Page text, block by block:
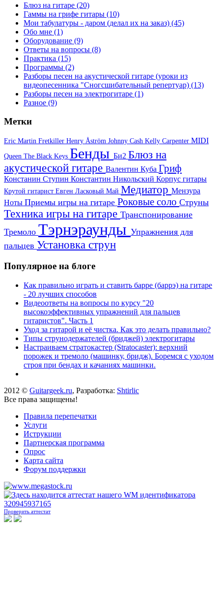
Блюз на гитаре (20)
Гаммы на грифе гитары (10)
Мои табулатуры - даром (делал их на заказ) (45)
Обо мне (1)
Оборудование (9)
Ответы на вопросы (8)
Практика (15)
Программы (2)
Разборы песен на акустической гитаре (уроки из
видеопесенника "Сногсшибательный репертуар) (13)
Разборы песен на электрогитаре (1)
Разное (9)
Метки
Eric Martin Fretkiller Henry Åström Johnny Cash Kelly Carpenter MIDI
Queen The Black Keys Бенды Би2 Блюз на
акустической гитаре Валентин Куба Гриф
Констанин Ступин Константин Никольский Корпус гитары
Крутой гитарист Евген Ласковый Май Медиатор Мензура
Ноты Приемы игры на гитаре Роковые соло Струны
Техника игры на гитаре Транспонирование
Тремоло Тэрнэраунды Упражнения для
пальцев Установка струн
Популярное на блоге
Как правильно играть и ставить барре (баррэ) на гитаре
- 20 лучших способов
Видеоответы на вопросы по курсу "20
высокоэффективных упражнений для пальцев
гитаристов". Часть 1
Уход за гитарой и её чистка. Как это делать правильно?
Типы струнодержателей (бриджей) электрогитары
Настраиваем стратокастер (Stratocaster): верхний
порожек и тремоло (машинку, бридж). Боремся с уходом
строя при бендах и качаниях машинки.
2012 © Guitargeek.ru, Разработка: Shtirlic
Все права защищены!
Правила перепечатки
Услуги
Иструкции
Партнерская программа
Опрос
Карта сайта
Форум поддержки
Проверить аттестат